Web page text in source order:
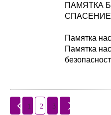
ПАМЯТКА
СПАСЕНИЕ
Памятка
Памятка
1 2 3